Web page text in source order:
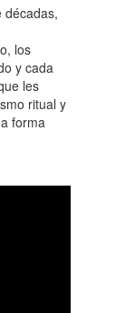
décadas,
los
y cada
les
ritual y
forma